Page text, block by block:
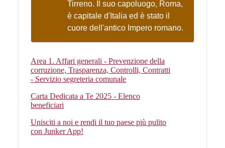
Tirreno. Il suo capoluogo, Roma,
è capitale d'Italia ed è stato il
cuore dell'antico Impero romano.
Area 1. Affari generali - Prevenzione della
corruzione, Trasparenza, Controlli, Contratti
- Servizio segreteria comunale
Carta Dedicata a Te 2025 - Elenco
beneficiari
Unisciti a noi e rendi il tuo paese più pulito
con Junker App!